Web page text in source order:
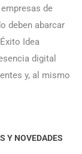
de
deben abarcar
Idea
digital
y, al mismo
Y NOVEDADES